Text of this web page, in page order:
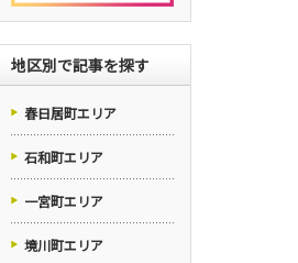
地区別で記事を探す
春日居町エリア
石和町エリア
一宮町エリア
境川町エリア